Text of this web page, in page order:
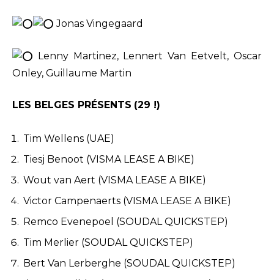
Jonas Vingegaard
Lenny Martinez, Lennert Van Eetvelt, Oscar
Onley, Guillaume Martin
LES BELGES PRÉSENTS (29 !)
Tim Wellens (UAE)
Tiesj Benoot (VISMA LEASE A BIKE)
Wout van Aert (VISMA LEASE A BIKE)
Victor Campenaerts (VISMA LEASE A BIKE)
Remco Evenepoel (SOUDAL QUICKSTEP)
Tim Merlier (SOUDAL QUICKSTEP)
Bert Van Lerberghe (SOUDAL QUICKSTEP)